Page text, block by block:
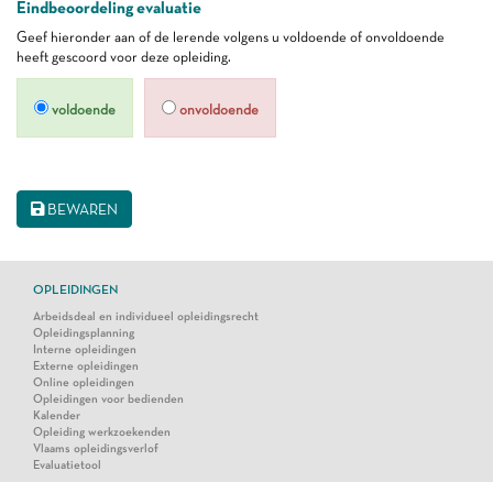
Eindbeoordeling evaluatie
Geef hieronder aan of de lerende volgens u voldoende of onvoldoende
heeft gescoord voor deze opleiding.
voldoende onvoldoende
BEWAREN
OPLEIDINGEN
Arbeidsdeal en individueel opleidingsrecht
Opleidingsplanning
Interne opleidingen
Externe opleidingen
Online opleidingen
Opleidingen voor bedienden
Kalender
Opleiding werkzoekenden
Vlaams opleidingsverlof
Evaluatietool